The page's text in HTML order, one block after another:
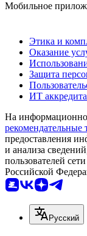
Мобильное
Этика и
Оказание
Защита
ИТ
На
рекомендательные
предоставления
и анализа
пользователей
Российской
Русский